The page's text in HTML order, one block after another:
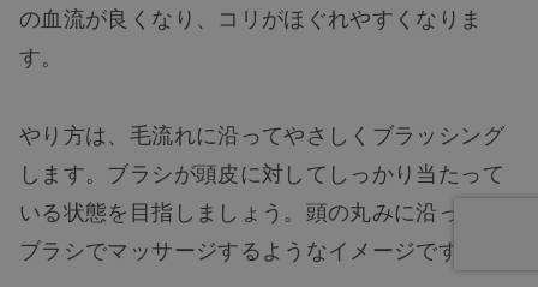
の血流が良くなり、コリがほぐれやすくなりま
す。
やり方は、毛流れに沿ってやさしくブラッシング
します。ブラシが頭皮に対してしっかり当たって
いる状態を目指しましょう。頭の丸みに沿って、
ブラシでマッサージするようなイメージです。